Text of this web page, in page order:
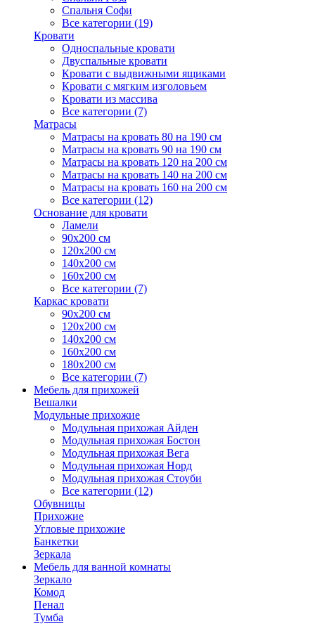
Спальня Софи
Все категории (19)
Кровати
Односпальные кровати
Двуспальные кровати
Кровати с выдвижными ящиками
Кровати с мягким изголовьем
Кровати из массива
Все категории (7)
Матрасы
Матрасы на кровать 80 на 190 см
Матрасы на кровать 90 на 190 см
Матрасы на кровать 120 на 200 см
Матрасы на кровать 140 на 200 см
Матрасы на кровать 160 на 200 см
Все категории (12)
Основание для кровати
Ламели
90х200 см
120х200 см
140х200 см
160х200 см
Все категории (7)
Каркас кровати
90х200 см
120х200 см
140х200 см
160х200 см
180х200 см
Все категории (7)
Мебель для прихожей
Вешалки
Модульные прихожие
Модульная прихожая Айден
Модульная прихожая Бостон
Модульная прихожая Вега
Модульная прихожая Норд
Модульная прихожая Стоуби
Все категории (12)
Обувницы
Прихожие
Угловые прихожие
Банкетки
Зеркала
Мебель для ванной комнаты
Зеркало
Комод
Пенал
Тумба